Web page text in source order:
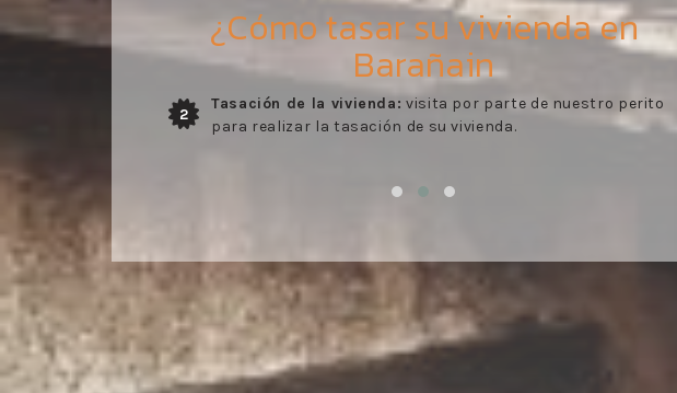
¿Cómo tasar su vivienda en
Barañain
3
Entrega del informe:envío del informe de valoración
elaborado por nuestros trabajadores conforme a lo